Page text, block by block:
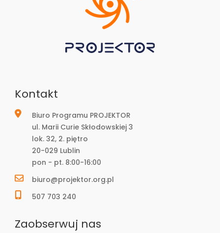
Kontakt
Biuro Programu PROJEKTOR
ul. Marii Curie Skłodowskiej 3
lok. 32, 2. piętro
20-029 Lublin
pon - pt. 8:00-16:00
biuro@projektor.org.pl
507 703 240
Zaobserwuj nas